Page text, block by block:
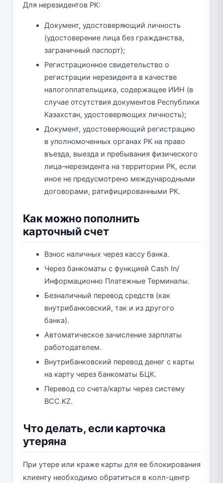
Для нерезидентов РК:
Документ, удостоверяющий личность
(удостоверение лица без гражданства,
заграничный паспорт);
Регистрационное свидетельство о
регистрации нерезидента в качестве
налогоплательщика, содержащее ИИН (в
случае отсутствия документов Республики
Казахстан, удостоверяющих личность);
Документ, удостоверяющий регистрацию
в уполномоченных органах РК на право
въезда, выезда и пребывания физического
лица–нерезидента на территории РК, если
иное не предусмотрено международными
договорами, ратифицированными РК.
Как можно пополнить
карточный счет
Взнос наличных через кассу банка.
Через банкоматы с функцией Cash In/
Информационно Платежные Терминалы.
Безналичный перевод средств (как
внутрибанковский, так и из другого
банка).
Автоматическое зачисление зарплаты
работодателем.
Внутрибанковский перевод денег с карты
на карту через банкоматы БЦК.
Перевод со счета/карты через cистему
BCC.KZ.
Что делать, если карточка
утеряна
При утере или краже карты для ее блокирования
клиенту необходимо обратиться в колл-центр